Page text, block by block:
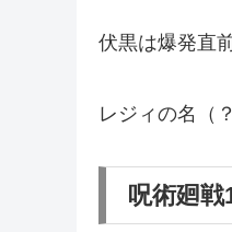
伏黒は爆発直
レジィの名（
呪術廻